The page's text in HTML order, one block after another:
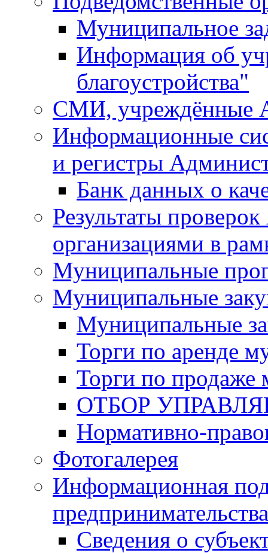
Муниципальное
Информация об
благоустройства"
СМИ, учреждённые
Информационные
и регистры
Банк данных о
Результаты
организациями в
Муниципальные
Муниципальные
Муниципальные
Торги по аренде
Торги по продаже
ОТБОР
Нормативно-
Фотогалерея
Информационная
предпринимательства
Сведения о